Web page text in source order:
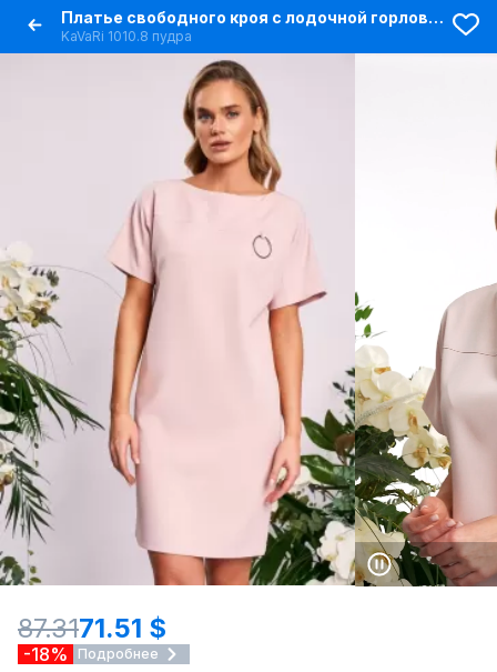
Платье свободного кроя с лодочной горловиной и кольцами
KaVaRi 1010.8 пудра
87.3171.51 $
-18% Подробнее